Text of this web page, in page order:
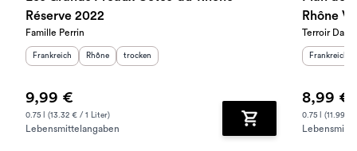
Réserve 2022
Famille Perrin
Herkunftsland
Frankreich Herkunftsregion:
Rhône Geschmack
trocken
9,99 €
0.75 l (13.32 € / 1 Liter)
Lebensmittelangaben Zum Warenkorb
Rhône
Terroir
Frankreich
8,99 €
0.75 l (11.99 €